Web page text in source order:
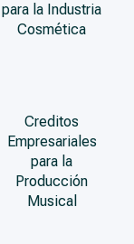
para la Industria
Cosmética
Creditos
Empresariales
para la
Producción
Musical